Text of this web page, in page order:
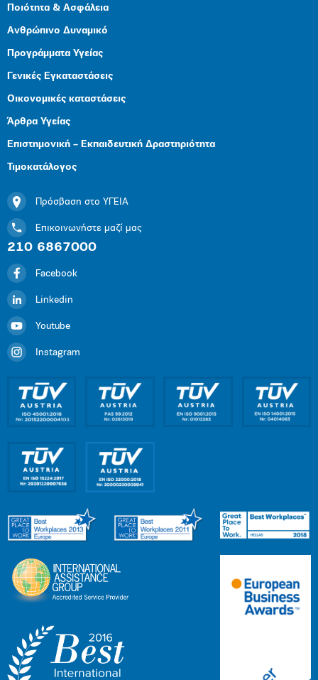
Ποιότητα & Ασφάλεια
Ανθρώπινο Δυναμικό
Προγράμματα Υγείας
Γενικές Εγκαταστάσεις
Οικονομικές καταστάσεις
Άρθρα Υγείας
Επιστημονική – Εκπαιδευτική Δραστηριότητα
Τιμοκατάλογος
Πρόσβαση στο ΥΓΕΙΑ
Επικοινωνήστε μαζί μας
210 6867000
Facebook
Linkedin
Youtube
Instagram